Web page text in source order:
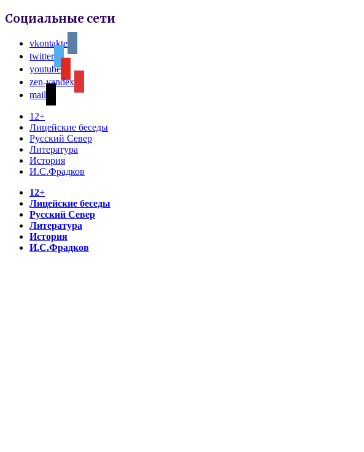
Социальные сети
vkontakte
twitter
youtube
zen-yandex
mail
12+
Лицейские беседы
Русский Север
Литература
История
И.С.Фрадков
12+
Лицейские беседы
Русский Север
Литература
История
И.С.Фрадков